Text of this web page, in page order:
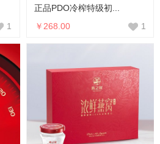
1
正品PDO冷榨特级初...
￥268.00
1